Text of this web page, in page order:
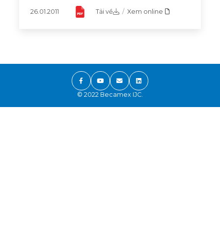
26.01.2011 Tải về / Xem online
© 2022 Becamex IJC.